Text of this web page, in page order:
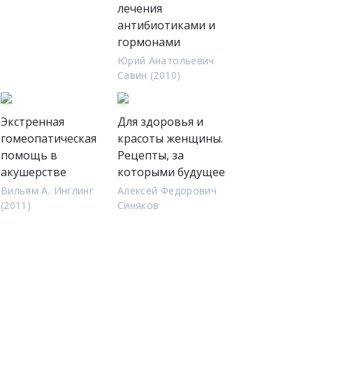
лечения
антибиотиками и
гормонами
Юрий Анатольевич
Савин (2010)
Экстренная
гомеопатическая
помощь в
акушерстве
Вильям А. Инглинг
(2011)
Для здоровья и
красоты женщины.
Рецепты, за
которыми будущее
Алексей Федорович
Синяков